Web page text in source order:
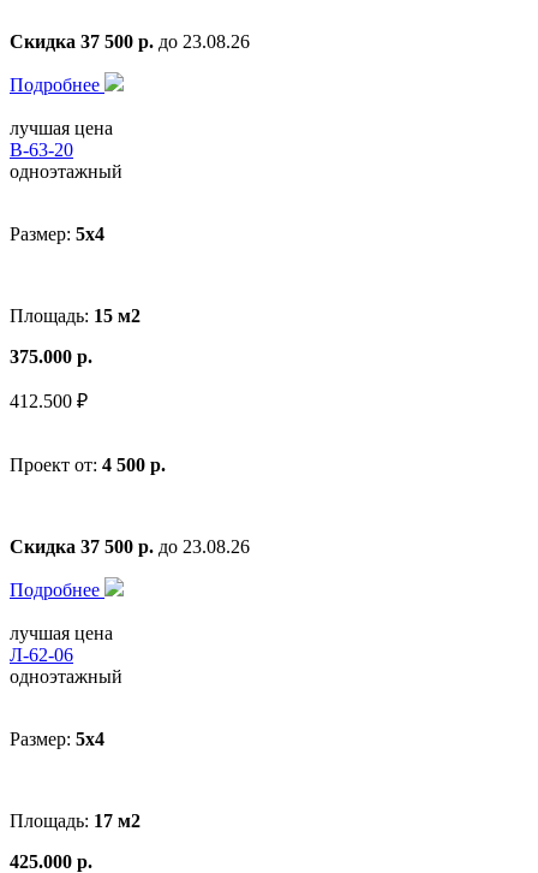
Скидка 37 500 р. до 23.08.26
Подробнее
лучшая цена
В-63-20
одноэтажный
Размер: 5x4
Площадь: 15 м2
375.000 р.
412.500 ₽
Проект от: 4 500 р.
Скидка 37 500 р. до 23.08.26
Подробнее
лучшая цена
Л-62-06
одноэтажный
Размер: 5x4
Площадь: 17 м2
425.000 р.